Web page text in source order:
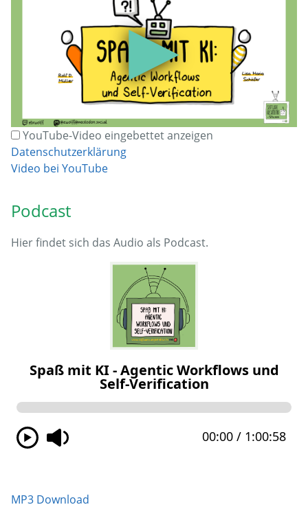
▶
YouTube-Video eingebettet anzeigen
Datenschutzerklärung
Video bei YouTube
Podcast
Hier findet sich das Audio als Podcast.
MP3 Download